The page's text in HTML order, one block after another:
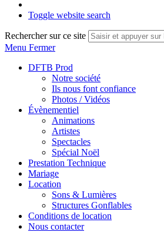
Toggle website search
Rechercher sur ce site
Menu Fermer
DFTB Prod
Notre société
Ils nous font confiance
Photos / Vidéos
Évènementiel
Animations
Artistes
Spectacles
Spécial Noël
Prestation Technique
Mariage
Location
Sons & Lumières
Structures Gonflables
Conditions de location
Nous contacter